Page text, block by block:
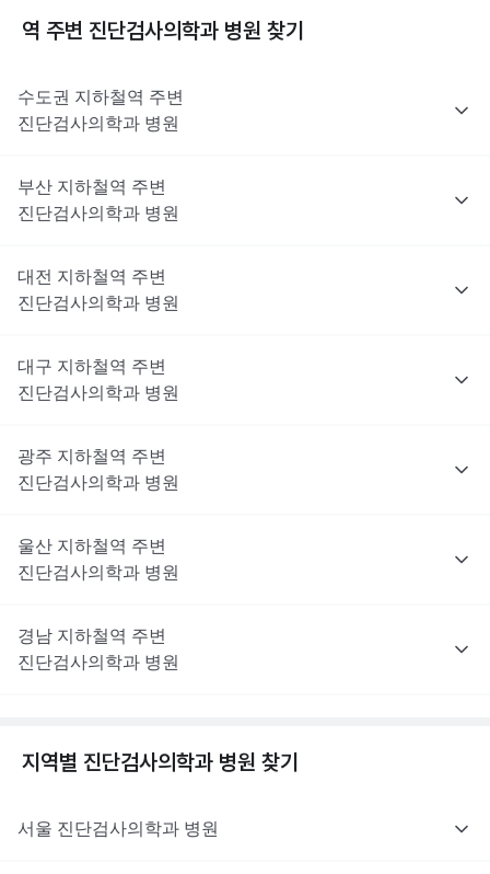
역 주변 진단검사의학과 병원 찾기
수도권 지하철역 주변
진단검사의학과 병원
부산 지하철역 주변
진단검사의학과 병원
대전 지하철역 주변
진단검사의학과 병원
대구 지하철역 주변
진단검사의학과 병원
광주 지하철역 주변
진단검사의학과 병원
울산 지하철역 주변
진단검사의학과 병원
경남 지하철역 주변
진단검사의학과 병원
지역별 진단검사의학과 병원 찾기
서울 진단검사의학과 병원